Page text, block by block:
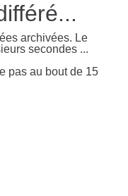
archivées. Le
secondes ...
pas au bout de 15